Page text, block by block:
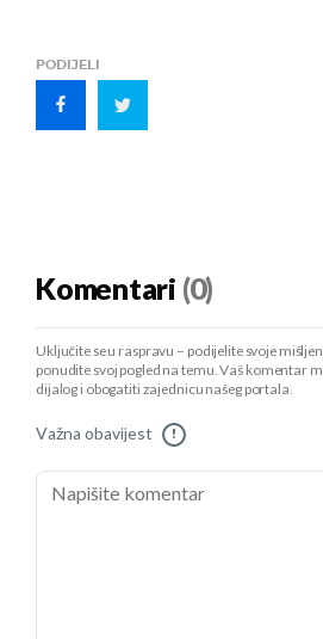
PODIJELI
Komentari (0)
Uključite se u raspravu – podijelite svoje
ponudite svoj pogled na temu. Vaš komentar
dijalog i obogatiti zajednicu našeg portala.
Važna obavijest !